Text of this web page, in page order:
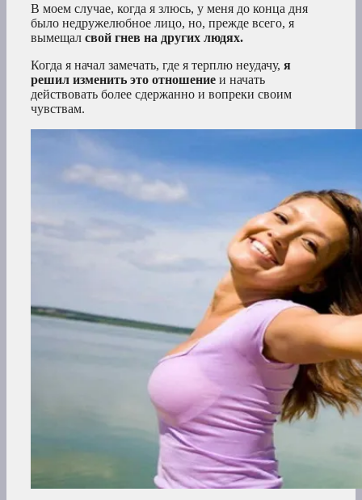
В моем случае, когда я злюсь, у меня до конца дня
было недружелюбное лицо, но, прежде всего, я
вымещал свой гнев на других людях.
Когда я начал замечать, где я терплю неудачу, я
решил изменить это отношение и начать
действовать более сдержанно и вопреки своим
чувствам.